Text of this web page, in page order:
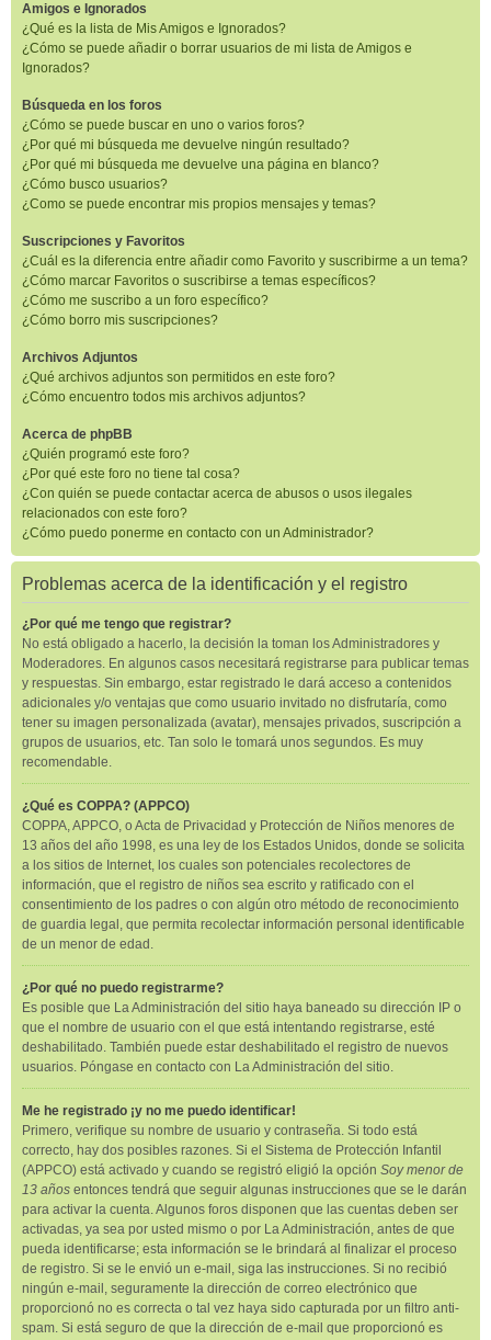
Amigos e Ignorados
¿Qué es la lista de Mis Amigos e Ignorados?
¿Cómo se puede añadir o borrar usuarios de mi lista de Amigos e
Ignorados?
Búsqueda en los foros
¿Cómo se puede buscar en uno o varios foros?
¿Por qué mi búsqueda me devuelve ningún resultado?
¿Por qué mi búsqueda me devuelve una página en blanco?
¿Cómo busco usuarios?
¿Como se puede encontrar mis propios mensajes y temas?
Suscripciones y Favoritos
¿Cuál es la diferencia entre añadir como Favorito y suscribirme a un tema?
¿Cómo marcar Favoritos o suscribirse a temas específicos?
¿Cómo me suscribo a un foro específico?
¿Cómo borro mis suscripciones?
Archivos Adjuntos
¿Qué archivos adjuntos son permitidos en este foro?
¿Cómo encuentro todos mis archivos adjuntos?
Acerca de phpBB
¿Quién programó este foro?
¿Por qué este foro no tiene tal cosa?
¿Con quién se puede contactar acerca de abusos o usos ilegales
relacionados con este foro?
¿Cómo puedo ponerme en contacto con un Administrador?
Problemas acerca de la identificación y el registro
¿Por qué me tengo que registrar?
No está obligado a hacerlo, la decisión la toman los Administradores y
Moderadores. En algunos casos necesitará registrarse para publicar temas
y respuestas. Sin embargo, estar registrado le dará acceso a contenidos
adicionales y/o ventajas que como usuario invitado no disfrutaría, como
tener su imagen personalizada (avatar), mensajes privados, suscripción a
grupos de usuarios, etc. Tan solo le tomará unos segundos. Es muy
recomendable.
¿Qué es COPPA? (APPCO)
COPPA, APPCO, o Acta de Privacidad y Protección de Niños menores de
13 años del año 1998, es una ley de los Estados Unidos, donde se solicita
a los sitios de Internet, los cuales son potenciales recolectores de
información, que el registro de niños sea escrito y ratificado con el
consentimiento de los padres o con algún otro método de reconocimiento
de guardia legal, que permita recolectar información personal identificable
de un menor de edad.
¿Por qué no puedo registrarme?
Es posible que La Administración del sitio haya baneado su dirección IP o
que el nombre de usuario con el que está intentando registrarse, esté
deshabilitado. También puede estar deshabilitado el registro de nuevos
usuarios. Póngase en contacto con La Administración del sitio.
Me he registrado ¡y no me puedo identificar!
Primero, verifique su nombre de usuario y contraseña. Si todo está
correcto, hay dos posibles razones. Si el Sistema de Protección Infantil
(APPCO) está activado y cuando se registró eligió la opción Soy menor de
13 años entonces tendrá que seguir algunas instrucciones que se le darán
para activar la cuenta. Algunos foros disponen que las cuentas deben ser
activadas, ya sea por usted mismo o por La Administración, antes de que
pueda identificarse; esta información se le brindará al finalizar el proceso
de registro. Si se le envió un e-mail, siga las instrucciones. Si no recibió
ningún e-mail, seguramente la dirección de correo electrónico que
proporcionó no es correcta o tal vez haya sido capturada por un filtro anti-
spam. Si está seguro de que la dirección de e-mail que proporcionó es